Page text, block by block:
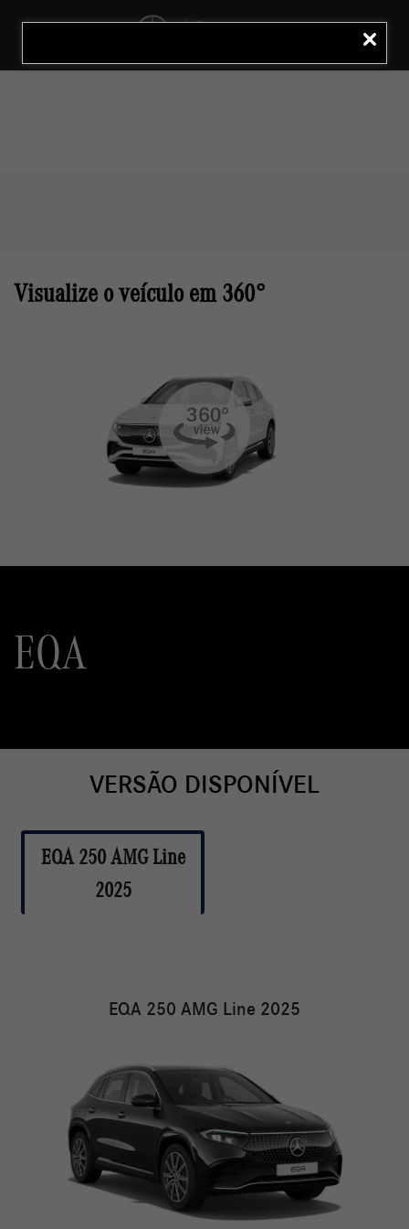
LIGAR
Visualize o veículo em 360°
EQA
VERSÃO DISPONÍVEL
EQA 250 AMG Line
2025
EQA 250 AMG Line 2025